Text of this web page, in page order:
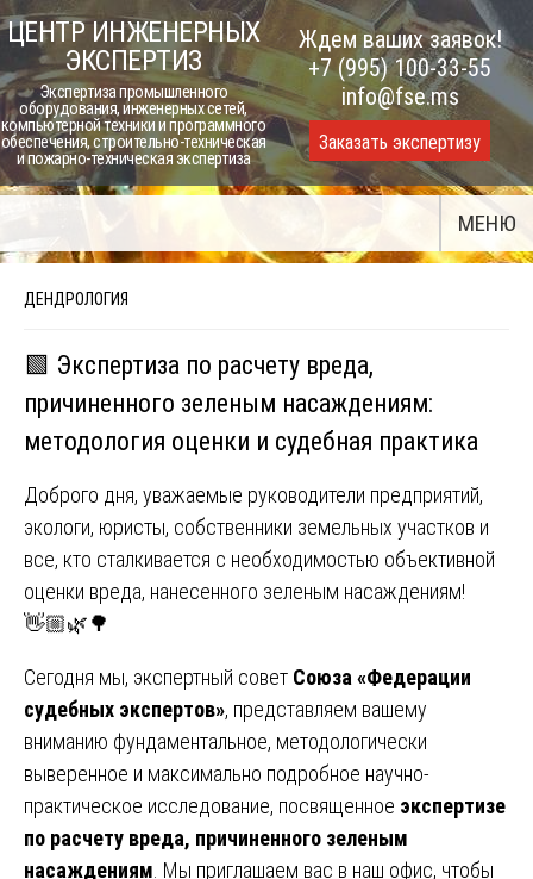
Skip
to
content
ЦЕНТР ИНЖЕНЕРНЫХ
ЭКСПЕРТИЗ
Экспертиза промышленного
оборудования, инженерных сетей,
компьютерной техники и программного
обеспечения, строительно-техническая
и пожарно-техническая экспертиза
Ждем ваших заявок!
+7 (995) 100-33-55
info@fse.ms
Заказать экспертизу
МЕНЮ
ДЕНДРОЛОГИЯ
🟩 Экспертиза по расчету вреда,
причиненного зеленым насаждениям:
методология оценки и судебная практика
Доброго дня, уважаемые руководители предприятий,
экологи, юристы, собственники земельных участков и
все, кто сталкивается с необходимостью объективной
оценки вреда, нанесенного зеленым насаждениям!
👋🏼🌿🌳
Сегодня мы, экспертный совет Союза «Федерации
судебных экспертов», представляем вашему
вниманию фундаментальное, методологически
выверенное и максимально подробное научно-
практическое исследование, посвященное экспертизе
по расчету вреда, причиненного зеленым
насаждениям . Мы приглашаем вас в наш офис, чтобы